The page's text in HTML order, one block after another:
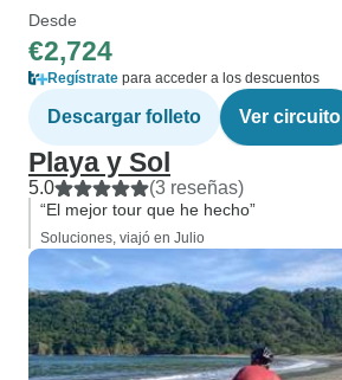
Desde
€2,724
Regístrate para acceder a los descuentos
Descargar folleto Ver circuito
Playa y Sol
5.0 (3 reseñas)
“El mejor tour que he hecho”
Soluciones, viajó en Julio